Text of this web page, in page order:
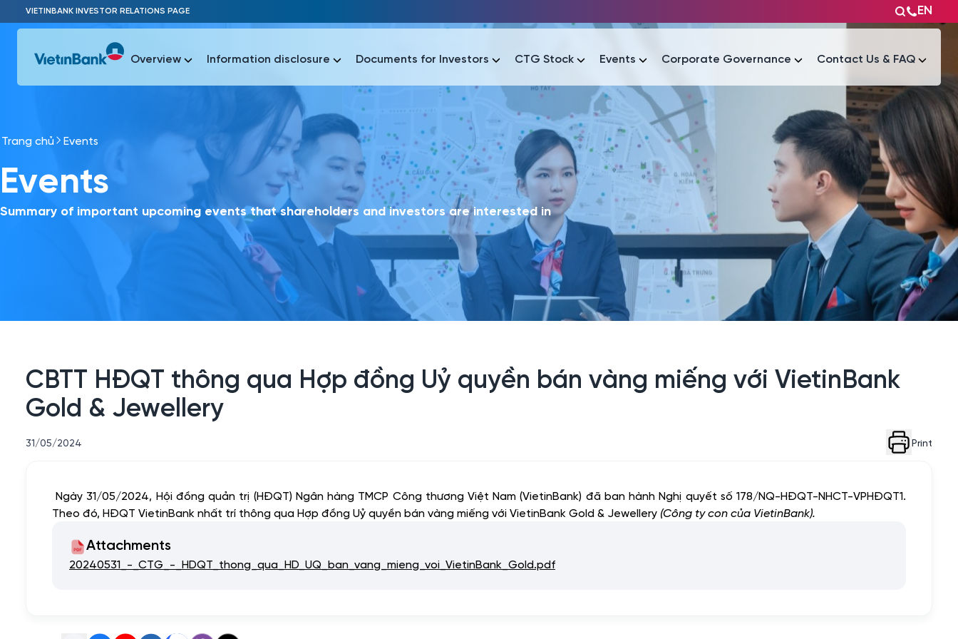
Skip to Main Content
VIETINBANK INVESTOR RELATIONS PAGE EN
Most Popular
Báo cáo tài chính Thông tin giao dịch Công bố thông tin Sự kiện
Overview Information disclosure Documents for Investors CTG Stock Events Corporate Governance Contact Us & FAQ
Most Popular
Thông tin giao dịch Công bố thông tin Tài liệu
Trang chủ Events
Events
Summary of important upcoming events that shareholders and investors are interested in
CBTT HĐQT thông qua Hợp đồng Uỷ quyền bán vàng miếng với VietinBank
Gold & Jewellery
31/05/2024 Print
Ngày 31/05/2024, Hội đồng quản trị (HĐQT) Ngân hàng TMCP Công thương Việt Nam (VietinBank) đã ban hành Nghị quyết số 178/NQ-HĐQT-NHCT-VPHĐQT1.
Theo đó, HĐQT VietinBank nhất trí thông qua Hợp đồng Uỷ quyền bán vàng miếng với VietinBank Gold & Jewellery (Công ty con của VietinBank).
Attachments
20240531_-_CTG_-_HDQT_thong_qua_HD_UQ_ban_vang_mieng_voi_VietinBank_Gold.pdf